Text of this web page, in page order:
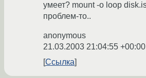
умеет? mount -o loop
проблем-то..
anonymous
21.03.2003 21:04:55 +00:00
Ссылка